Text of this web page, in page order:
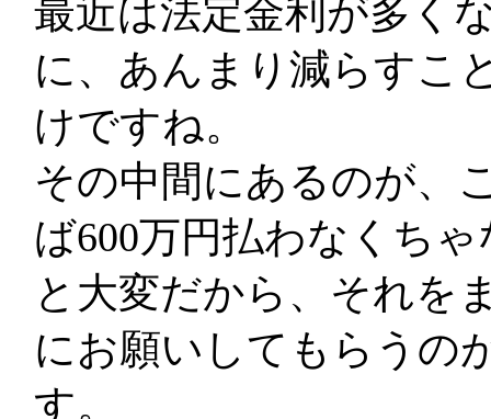
最近は法定金利が多く
に、あんまり減らすこ
けですね。
その中間にあるのが、
ば600万円払わなくち
と大変だから、それを
にお願いしてもらうの
す。